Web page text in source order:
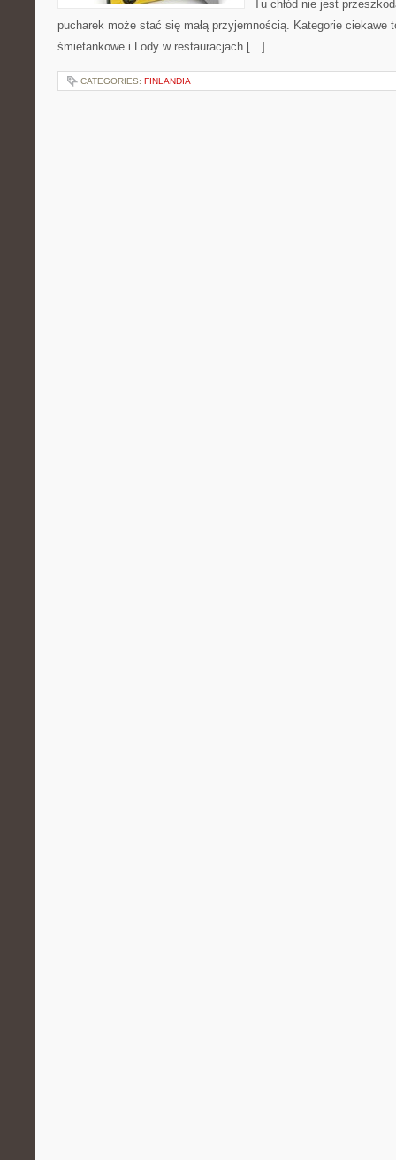
Tu chłód nie jest
pucharek może stać się małą przyjemnością. Kategorie ciekawe
śmietankowe i Lody w restauracjach […]
CATEGORIES: FINLANDIA